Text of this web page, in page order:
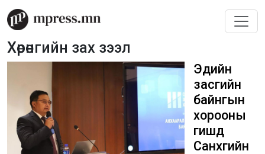
Хөрөнгийн зах зээл
Эдийн
засгийн
байнгын
хорооны
гишүүд
Санхүүгийн